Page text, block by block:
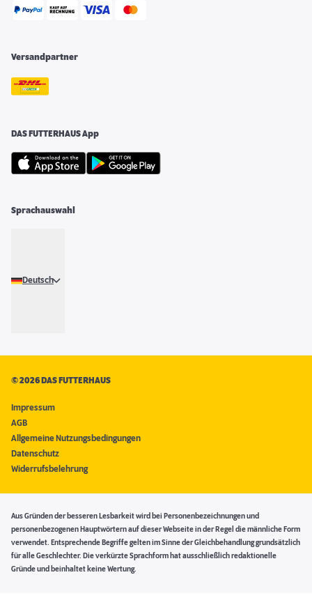
Versandpartner
DAS FUTTERHAUS App
Sprachauswahl
Deutsch
©2026 DAS FUTTERHAUS
Impressum
AGB
Allgemeine Nutzungsbedingungen
Datenschutz
Widerrufsbelehrung
Aus Gründen der besseren Lesbarkeit wird bei Personenbezeichnungen und
personenbezogenen Hauptwörtern auf dieser Webseite in der Regel die männliche Form
verwendet. Entsprechende Begriffe gelten im Sinne der Gleichbehandlung grundsätzlich
für alle Geschlechter. Die verkürzte Sprachform hat ausschließlich redaktionelle
Gründe und beinhaltet keine Wertung.